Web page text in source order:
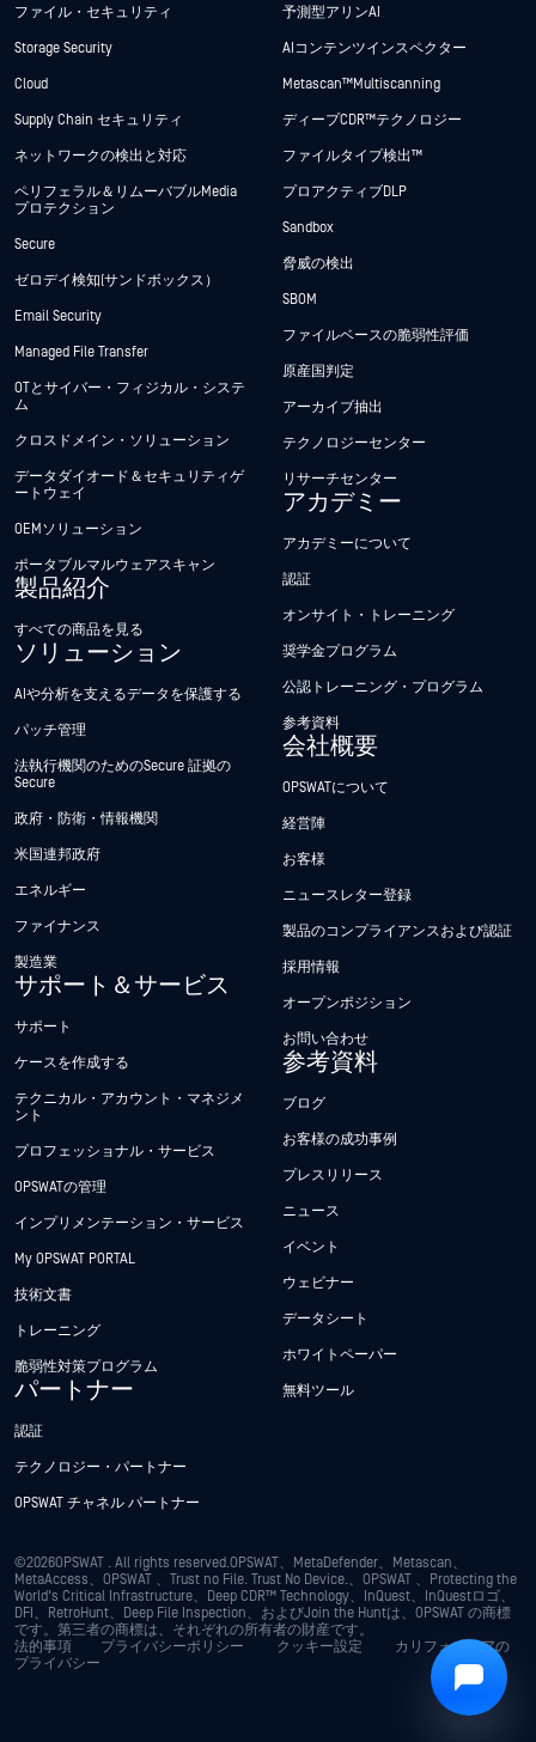
ファイル・セキュリティ
Storage Security
Cloud
Supply Chain セキュリティ
ネットワークの検出と対応
ペリフェラル＆リムーバブルMedia
プロテクション
Secure
ゼロデイ検知(サンドボックス）
Email Security
Managed File Transfer
OTとサイバー・フィジカル・システ
ム
クロスドメイン・ソリューション
データダイオード＆セキュリティゲ
ートウェイ
OEMソリューション
ポータブルマルウェアスキャン
製品紹介
すべての商品を見る
ソリューション
AIや分析を支えるデータを保護する
パッチ管理
法執行機関のためのSecure 証拠の
Secure
政府・防衛・情報機関
米国連邦政府
エネルギー
ファイナンス
製造業
サポート＆サービス
サポート
ケースを作成する
テクニカル・アカウント・マネジメ
ント
プロフェッショナル・サービス
OPSWATの管理
インプリメンテーション・サービス
My OPSWAT PORTAL
技術文書
トレーニング
脆弱性対策プログラム
パートナー
認証
テクノロジー・パートナー
OPSWAT チャネル パートナー
予測型アリンAI
AIコンテンツインスペクター
Metascan™ Multiscanning
ディープCDR™テクノロジー
ファイルタイプ検出™
プロアクティブDLP
Sandbox
脅威の検出
SBOM
ファイルベースの脆弱性評価
原産国判定
アーカイブ抽出
テクノロジーセンター
リサーチセンター
アカデミー
アカデミーについて
認証
オンサイト・トレーニング
奨学金プログラム
公認トレーニング・プログラム
参考資料
会社概要
OPSWATについて
経営陣
お客様
ニュースレター登録
製品のコンプライアンスおよび認証
採用情報
オープンポジション
お問い合わせ
参考資料
ブログ
お客様の成功事例
プレスリリース
ニュース
イベント
ウェビナー
データシート
ホワイトペーパー
無料ツール
©2026OPSWAT . All rights reserved.OPSWAT、MetaDefender、Metascan、
MetaAccess、OPSWAT 、Trust no File. Trust No Device.、OPSWAT 、Protecting the
World's Critical Infrastructure、Deep CDR™ Technology、InQuest、InQuestロゴ、
DFI、RetroHunt、Deep File Inspection、およびJoin the Huntは、OPSWAT の商標
です。第三者の商標は、それぞれの所有者の財産です。
法的事項
プライバシーポリシー クッキー設定
カリフォルニアの
プライバシー
I'm Ozzy, your OPSWAT virtual assistant.
How can I help you secure what's critical